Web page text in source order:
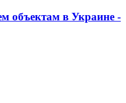
объектам в Украине -